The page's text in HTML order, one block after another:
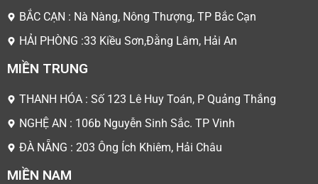
BẮC CẠN : Nà Nàng, Nông Thượng, TP Bắc Cạn
HẢI PHÒNG :33 Kiều Sơn,Đằng Lâm, Hải An
MIỀN TRUNG
THANH HÓA : Số 123 Lê Huy Toán, P Quảng Thắng
NGHỆ AN : 106b Nguyễn Sinh Sắc. TP Vinh
ĐÀ NẴNG : 203 Ông Ích Khiêm, Hải Châu
MIỀN NAM